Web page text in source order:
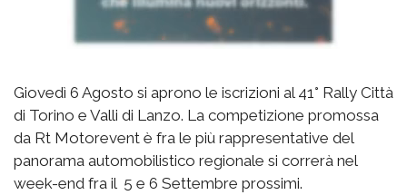
Giovedì 6 Agosto si aprono le iscrizioni al 41° Rally Città
di Torino e Valli di Lanzo. La competizione promossa
da Rt Motorevent è fra le più rappresentative del
panorama automobilistico regionale si correrà nel
week-end fra il 5 e 6 Settembre prossimi.